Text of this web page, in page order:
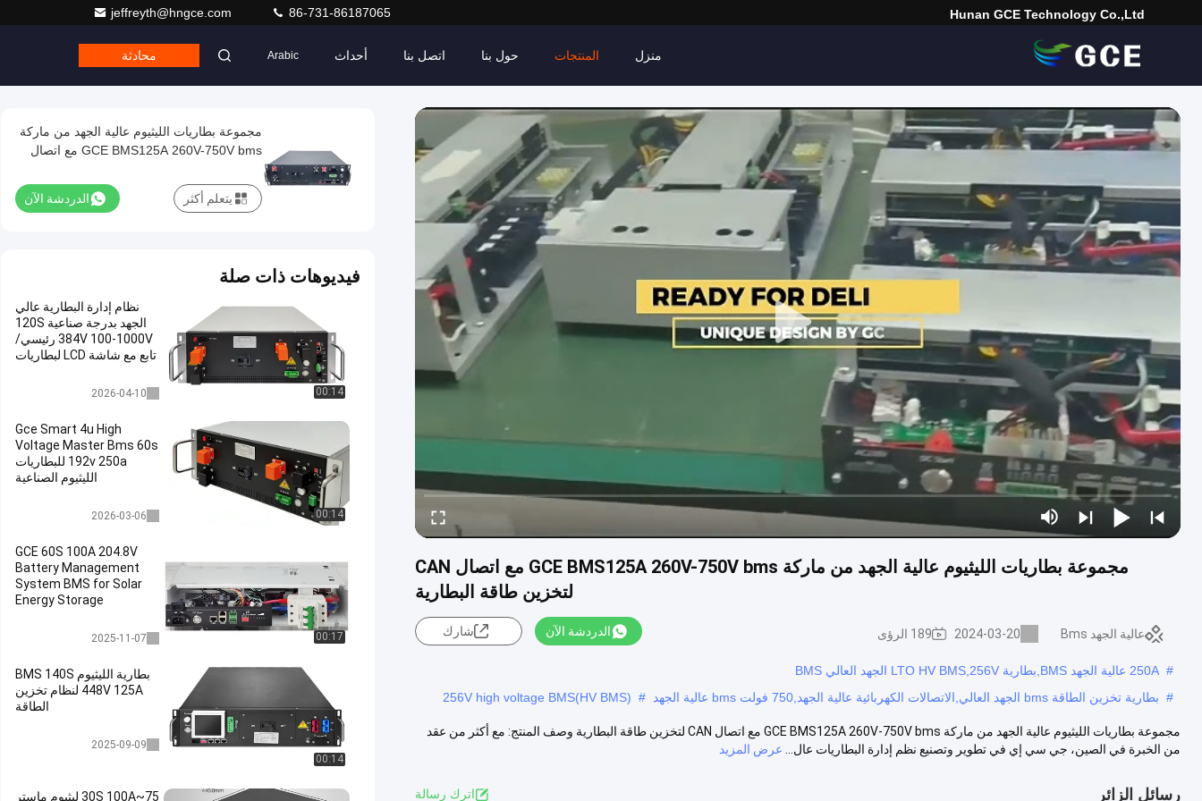
Hunan GCE Technology Co.,Ltd
jeffreyth@hngce.com 86-731-86187065
منزل المنتجات حول بنا اتصل بنا أحداث Arabic محادثة
مجموعة بطاريات الليثيوم عالية الجهد من ماركة GCE BMS125A 260V-750V bms مع اتصال CAN
لتخزين طاقة البطارية
عالية الجهد Bms 2024-03-20 189 الرؤى الدردشة الآن شارك
# 250A عالية الجهد BMS,بطارية LTO HV BMS,256V الجهد العالي BMS
# بطارية تخزين الطاقة bms الجهد العالي,الاتصالات الكهربائية عالية الجهد,750 فولت bms عالية الجهد #
256V high voltage BMS(HV BMS)
مجموعة بطاريات الليثيوم عالية الجهد من ماركة GCE BMS125A 260V-750V bms مع اتصال CAN لتخزين طاقة البطارية وصف المنتج: مع أكثر من عقد
من الخبرة في الصين، جي سي إي في تطوير وتصنيع نظم إدارة البطاريات عال...
عرض المزيد
رسائل الزائر اترك رسالة
مجموعة بطاريات الليثيوم عالية الجهد من ماركة
GCE BMS125A 260V-750V bms مع اتصال
الدردشة الآن يتعلم أكثر
فيديوهات ذات صلة
00:14
نظام إدارة البطارية عالي
الجهد بدرجة صناعية 120S
384V 100-1000V رئيسي/
تابع مع شاشة LCD لبطاريات
2026-04-10
00:14
Gce Smart 4u High
Voltage Master Bms 60s
192v 250a للبطاريات
الليثيوم الصناعية
2026-03-06
00:17
GCE 60S 100A 204.8V
Battery Management
System BMS for Solar
Energy Storage
2025-11-07
00:14
بطارية الليثيوم BMS 140S
448V 125A لنظام تخزين
الطاقة
2025-09-09
75~30S 100A ليثيوم ماستر